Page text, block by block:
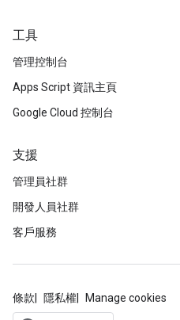
工具
管理控制台
Apps Script 資訊主頁
Google Cloud 控制台
支援
管理員社群
開發人員社群
客戶服務
條款 隱私權 Manage cookies